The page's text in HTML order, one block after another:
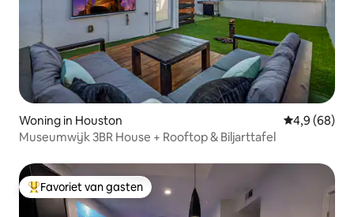
Woning in Houston Gemiddelde
4,9 (68)
Museumwijk 3BR House + Rooftop & Biljarttafel
Topfavoriet van gasten
Favoriet van gasten